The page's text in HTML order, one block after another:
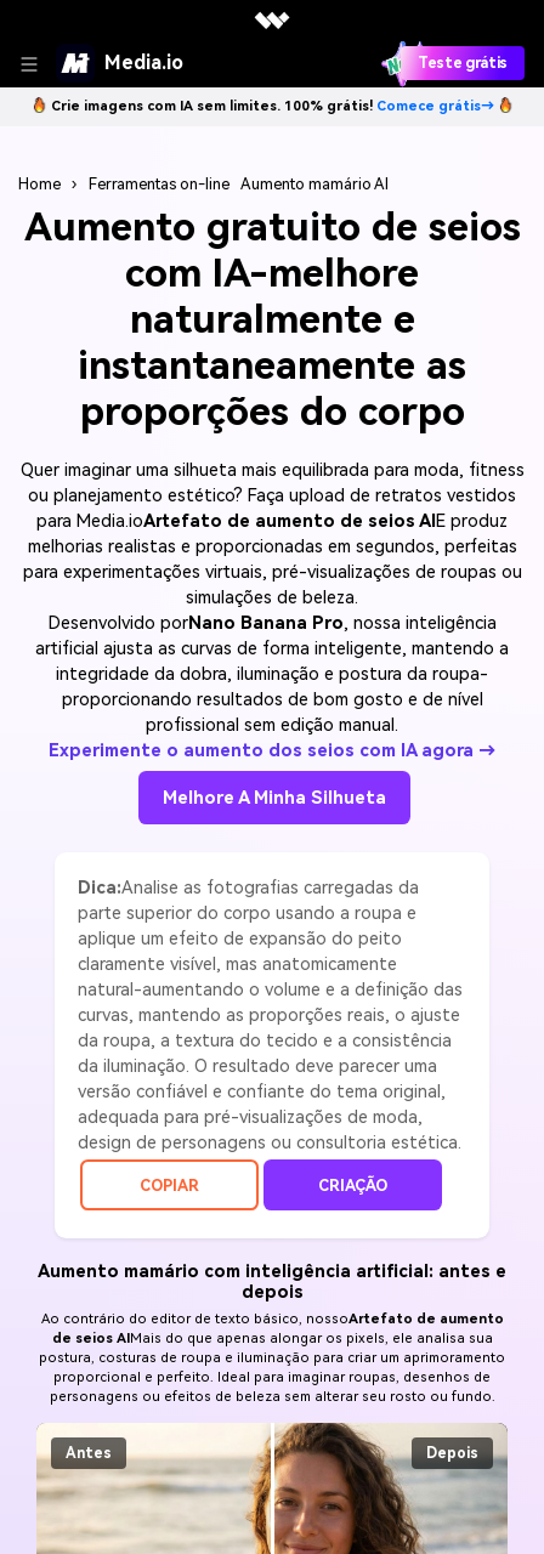
Media.io Teste grátis
Crie imagens com IA sem limites. 100% grátis! Comece grátis→
Home › Ferramentas on-line Aumento mamário AI
Aumento gratuito de seios
com IA-melhore
naturalmente e
instantaneamente as
proporções do corpo
Quer imaginar uma silhueta mais equilibrada para moda, fitness
ou planejamento estético? Faça upload de retratos vestidos
para Media.ioArtefato de aumento de seios AI E produz
melhorias realistas e proporcionadas em segundos, perfeitas
para experimentações virtuais, pré-visualizações de roupas ou
simulações de beleza.
Desenvolvido porNano Banana Pro, nossa inteligência
artificial ajusta as curvas de forma inteligente, mantendo a
integridade da dobra, iluminação e postura da roupa-
proporcionando resultados de bom gosto e de nível
profissional sem edição manual.
Experimente o aumento dos seios com IA agora →
Melhore A Minha Silhueta
Dica:Analise as fotografias carregadas da
parte superior do corpo usando a roupa e
aplique um efeito de expansão do peito
claramente visível, mas anatomicamente
natural-aumentando o volume e a definição das
curvas, mantendo as proporções reais, o ajuste
da roupa, a textura do tecido e a consistência
da iluminação. O resultado deve parecer uma
versão confiável e confiante do tema original,
adequada para pré-visualizações de moda,
design de personagens ou consultoria estética.
COPIAR CRIAÇÃO
Aumento mamário com inteligência artificial: antes e
depois
Ao contrário do editor de texto básico, nossoArtefato de aumento
de seios AI Mais do que apenas alongar os pixels, ele analisa sua
postura, costuras de roupa e iluminação para criar um aprimoramento
proporcional e perfeito. Ideal para imaginar roupas, desenhos de
personagens ou efeitos de beleza sem alterar seu rosto ou fundo.
Antes Depois